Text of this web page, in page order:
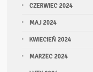
CZERWIEC 2024
MAJ 2024
KWIECIEŃ 2024
MARZEC 2024